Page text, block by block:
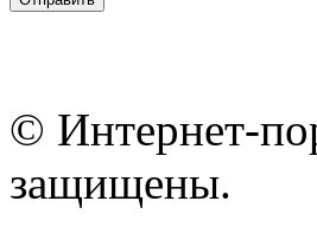
© Интернет-
защищены.